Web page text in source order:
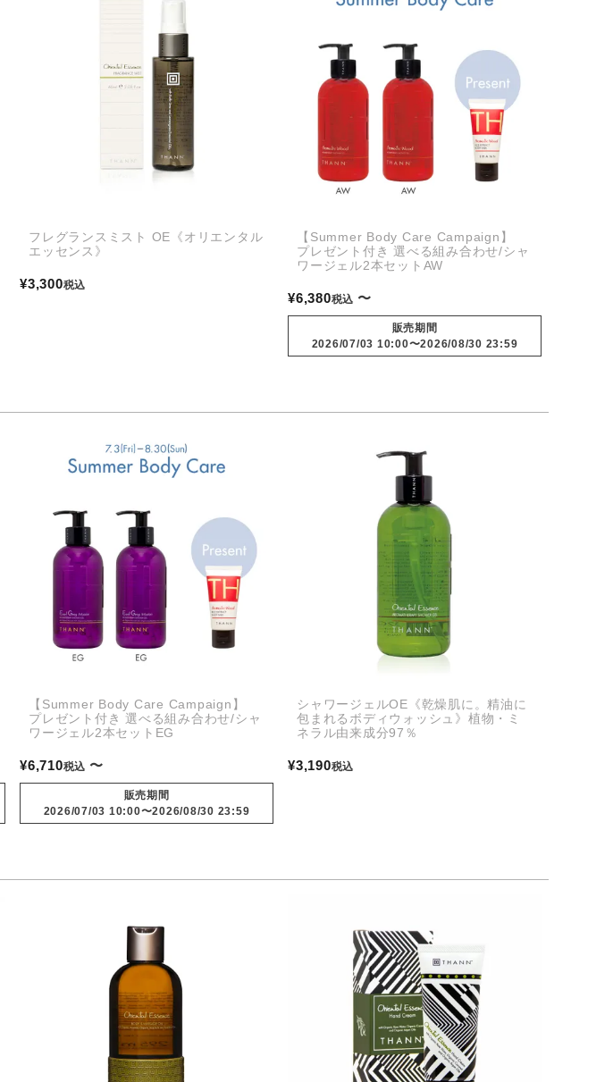
フレグランスミスト OE《オリエンタル
エッセンス》
¥3,300税込
【Summer Body Care Campaign】
プレゼント付き 選べる組み合わせ/シャ
ワージェル2本セットAW
¥6,380税込 〜
販売期間
2026/07/03 10:00〜2026/08/30 23:59
【Summer Body Care Campaign】
プレゼント付き 選べる組み合わせ/シャ
ワージェル2本セットEG
¥6,710税込 〜
販売期間
2026/07/03 10:00〜2026/08/30 23:59
シャワージェルOE《乾燥肌に。精油に
包まれるボディウォッシュ》植物・ミ
ネラル由来成分97％
¥3,190税込